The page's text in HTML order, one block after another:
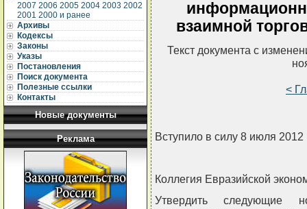
2007 2006 2005 2004 2003 2002
2001 2000 и ранее
Архивы
Кодексы
Законы
Указы
Постановления
Поиск документа
Полезные ссылки
Контакты
Новые документы
Реклама
взаимной
Текст документа с
<
Вступило в силу 8 июля 2012
Коллегия Евразийской
Утвердить следующие